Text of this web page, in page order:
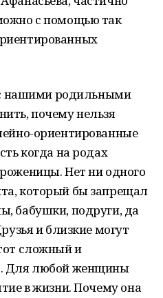
с помощью так
с нашими родильными
почему нельзя
ориентированные
когда на родах
Нет ни одного
который бы запрещал
бабушки, подруги, да
и близкие могут
сложный и
Для любой женщины
в жизни. Почему она